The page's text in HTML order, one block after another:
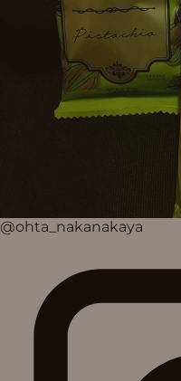
@ohta_nakanakaya